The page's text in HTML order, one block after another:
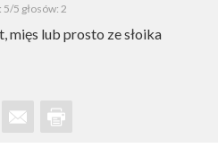
5/5 głosów: 2
mięs lub prosto ze słoika